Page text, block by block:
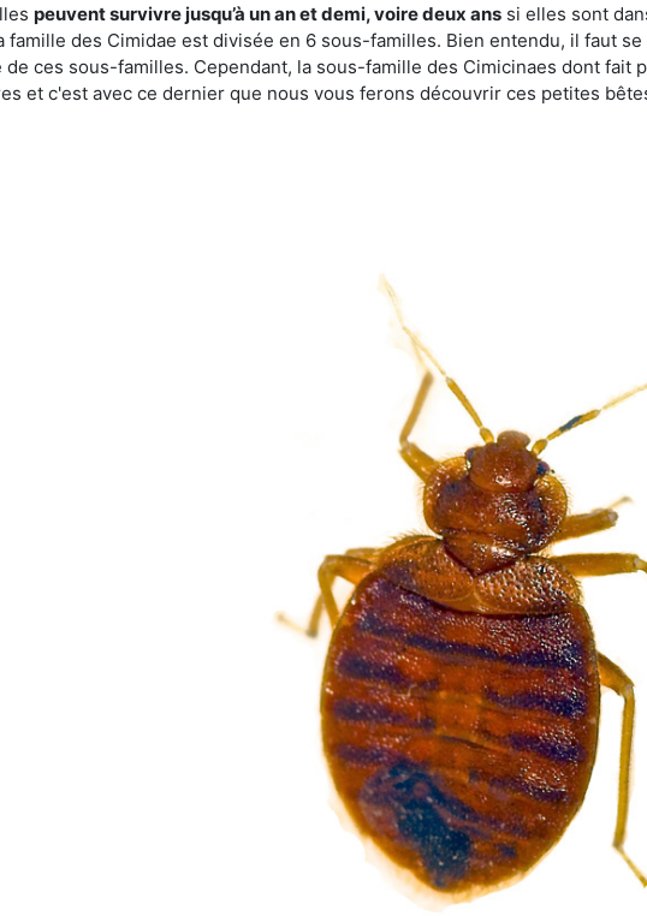
peuvent survivre jusqu’à un an et demi, voire deux ans si elles sont
famille des Cimidae est divisée en 6 sous-familles. Bien entendu, il faut
ces sous-familles. Cependant, la sous-famille des Cimicinaes dont fait
et c'est avec ce dernier que nous vous ferons découvrir ces petites